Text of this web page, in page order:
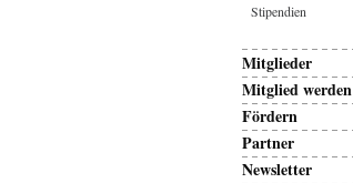
Stipendien
Mitglieder
Mitglied werden
Fördern
Partner
Newsletter